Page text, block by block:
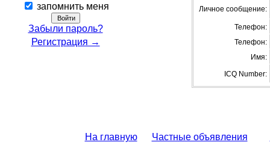
запомнить меня
Забыли пароль?
Регистрация →
Личное сообщение:
Телефон:
Телефон:
Имя:
ICQ Number:
На главную Частные объявления